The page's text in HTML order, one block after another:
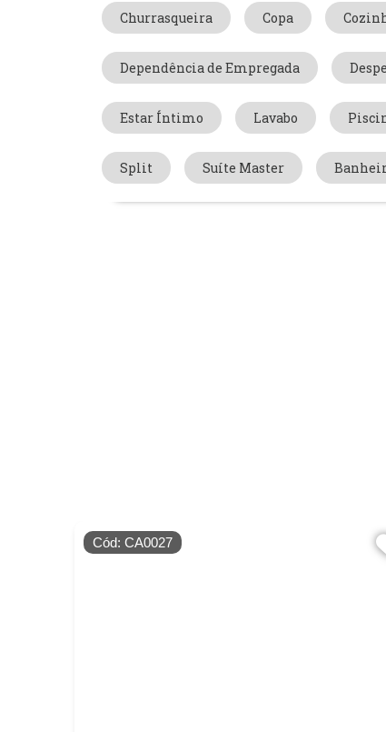
Churrasqueira Copa
Dependência de Empregada
Estar Íntimo Lavabo
Split Suíte Master
Cód: CA0027